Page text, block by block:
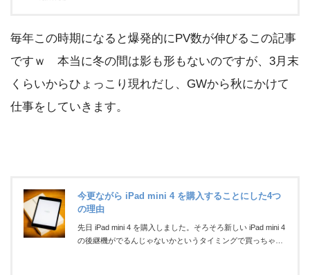
で、最高気温25度！すでに初夏を感じされられる気候で正に
からあゆみ橋10時...
毎年この時期になると爆発的にPV数が伸びるこの記事
ですｗ 本当に冬の間は影も形もないのですが、3月末
くらいからひょっこり現れだし、GWから秋にかけて
仕事をしていきます。
今更ながら iPad mini 4 を購入することにした4つ
の理由
先日 iPad mini 4 を購入しました。そろそろ新しい iPad mini 4
の後継機がでるんじゃないかというタイミングで買っちゃっ